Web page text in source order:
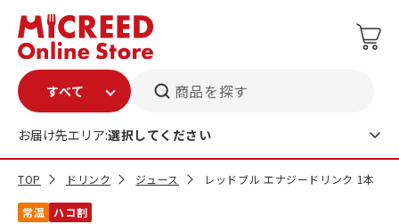
商品を探す
お届け先エリア:選択してください
TOP ドリンク ジュース レッドブル エナジードリンク 1本
常温 ハコ割